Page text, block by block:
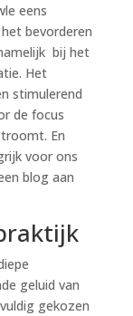
eens
bevorderen
bij het
Het
stimulerend
de focus
En
voor ons
blog aan
geluid van
gekozen